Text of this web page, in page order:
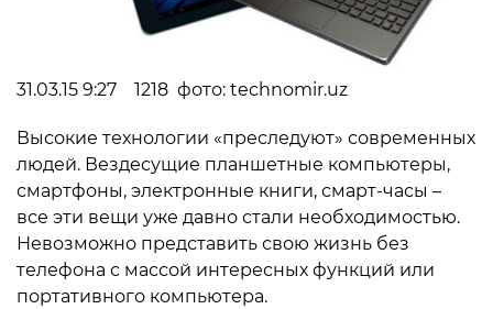
31.03.15 9:27 1218 фото: technomir.uz
Высокие технологии «преследуют» современных
людей. Вездесущие планшетные компьютеры,
смартфоны, электронные книги, смарт-часы –
все эти вещи уже давно стали необходимостью.
Невозможно представить свою жизнь без
телефона с массой интересных функций или
портативного компьютера.